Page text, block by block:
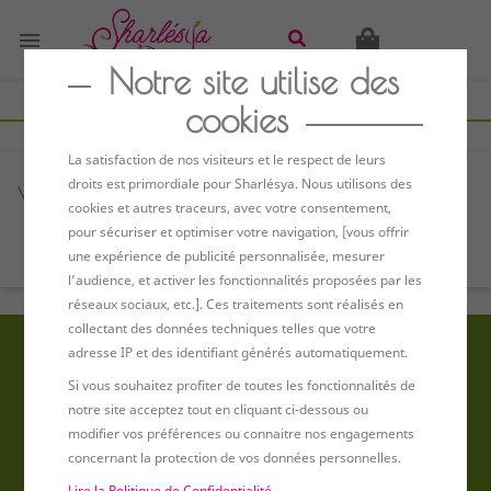

Promotions
Veuillez nous excuser pour le désagrément.
EFFECTUEZ UNE NOUVELLE RECHERCHE
Fleurs fraiches
Livraison gratuite*
Notre site utilise des
cookies
La satisfaction de nos visiteurs et le respect de leurs
droits est primordiale pour Sharlésya. Nous utilisons des
cookies et autres traceurs, avec votre consentement,
pour sécuriser et optimiser votre navigation, [vous offrir
une expérience de publicité personnalisée, mesurer
l’audience, et activer les fonctionnalités proposées par les
réseaux sociaux, etc.]. Ces traitements sont réalisés en
collectant des données techniques telles que votre
adresse IP et des identifiant générés automatiquement.
Si vous souhaitez profiter de toutes les fonctionnalités de
notre site acceptez tout en cliquant ci-dessous ou
modifier vos préférences ou connaitre nos engagements
concernant la protection de vos données personnelles.